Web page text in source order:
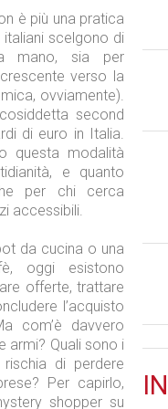
è più una pratica
scelgono di
mano, sia per
verso la
ovviamente).
second
di euro in Italia.
questa modalità
e quanto
per chi cerca
accessibili.
da cucina o una
oggi esistono
offerte, trattare
l’acquisto
com’è davvero
armi? Quali sono i
di perdere
Per capirlo,
shopper su
IN